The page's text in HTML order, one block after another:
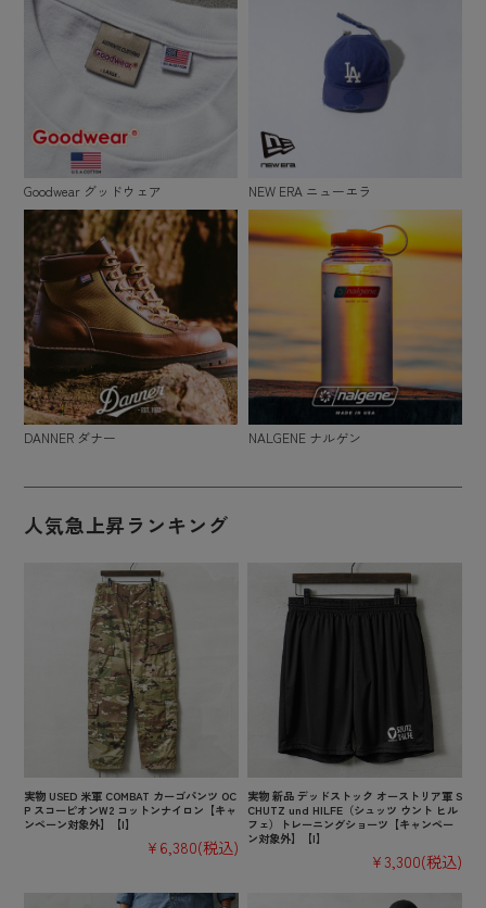
Goodwear グッドウェア NEW ERA ニューエラ
DANNER ダナー NALGENE ナルゲン
人気急上昇ランキング
実物 USED 米軍 COMBAT カーゴパンツ OC
P スコーピオンW2 コットンナイロン【キャ
ンペーン対象外】【I】
¥6,380(税込)
実物 新品 デッドストック オーストリア軍 S
CHUTZ und HILFE（シュッツ ウント ヒル
フェ）トレーニングショーツ【キャンペー
ン対象外】【I】
¥3,300(税込)